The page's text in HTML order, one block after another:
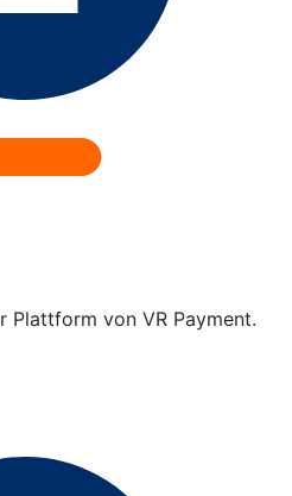
Plattform von VR Payment.